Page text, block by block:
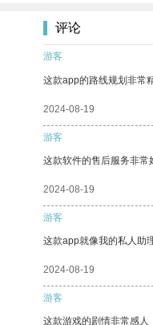
评论
游客
这款app的路线规划非常
2024-08-19
游客
这款软件的售后服务非常
2024-08-19
游客
这款app就像我的私人助
2024-08-19
游客
这款游戏的剧情非常感人